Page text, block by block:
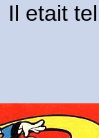
Il etait